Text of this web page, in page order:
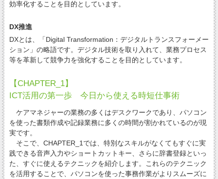
効率化することを目的としています。
DX推進
DXとは、「Digital Transformation：デジタルトランスフォーメー
ション」の略語です。デジタル技術を取り入れて、業務プロセス
等を革新して競争力を強化することを目的としています。
【CHAPTER_1】
ICT活用の第一歩 今日から使える時短仕事術
ケアマネジャーの業務の多くはデスクワークであり、パソコン
を使った書類作成や記録業務に多くの時間が割かれているのが現
実です。
そこで、CHAPTER_1では、特別なスキルがなくてもすぐに実
践できる音声入力やショートカットキー、さらに辞書登録といっ
た、すぐに使えるテクニックを紹介します。これらのテクニック
を活用することで、パソコンを使った事務作業がよりスムーズに